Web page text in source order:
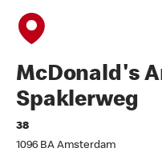
McDonald's
Spaklerweg
38
1096 BA Amsterdam